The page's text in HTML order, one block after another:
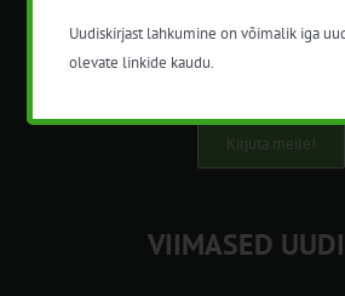
info@pikk.ee
Kirjuta meile!
VIIMASED
Uudiskirjast lahkumine on võimalik iga
olevate linkide kaudu.